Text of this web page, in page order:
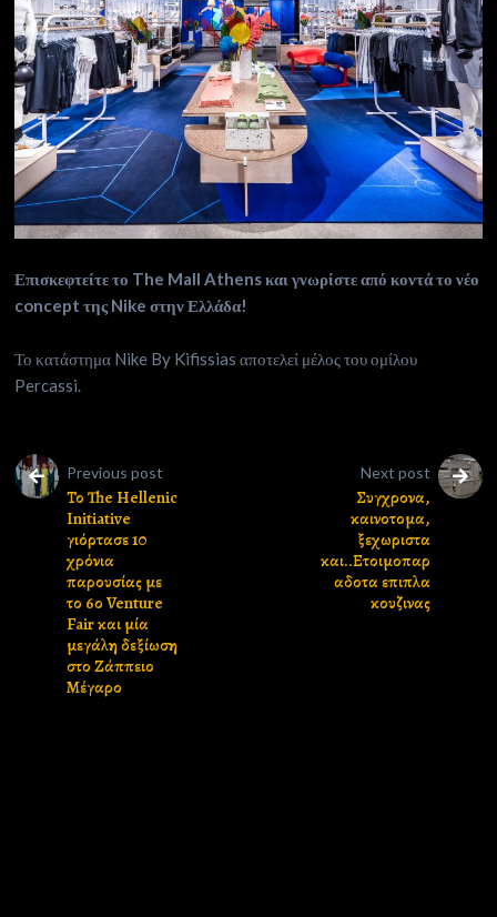
Επισκεφτείτε το The Mall Athensκαι γνωρίστε από κοντά το νέο
concept της Nike στην Ελλάδα!
Το κατάστημα Nike By Kifissias αποτελεί μέλος του ομίλου
Percassi.
Previous post
Το The Hellenic
Initiative
γιόρτασε 10
χρόνια
παρουσίας με
το 6ο Venture
Fair και μία
μεγάλη δεξίωση
στο Ζάππειο
Μέγαρο
Next post
Συγχρονα,
καινοτομα,
ξεχωριστα
και..Ετοιμοπαρ
αδοτα επιπλα
κουζινας